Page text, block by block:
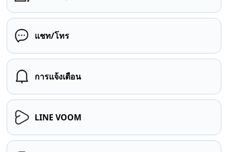
แชท/โทร
การแจ้งเตือน
LINE VOOM